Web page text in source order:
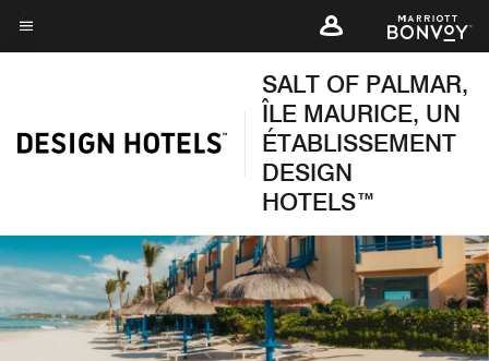
Skip
toTexte du menu
SALT OF PALMAR,
ÎLE MAURICE, UN
ÉTABLISSEMENT
DESIGN
HOTELS™